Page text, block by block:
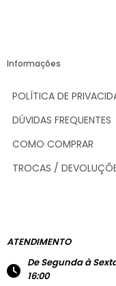
Informações
POLÍTICA DE
DÚVIDAS FREQUENTES
COMO COMPRAR
TROCAS /
ATENDIMENTO
De Segunda à
16:00